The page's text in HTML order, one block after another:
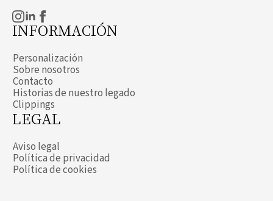
INFORMACIÓN
Personalización
Sobre nosotros
Contacto
Historias de nuestro legado
Clippings
LEGAL
Aviso legal
Política de privacidad
Política de cookies